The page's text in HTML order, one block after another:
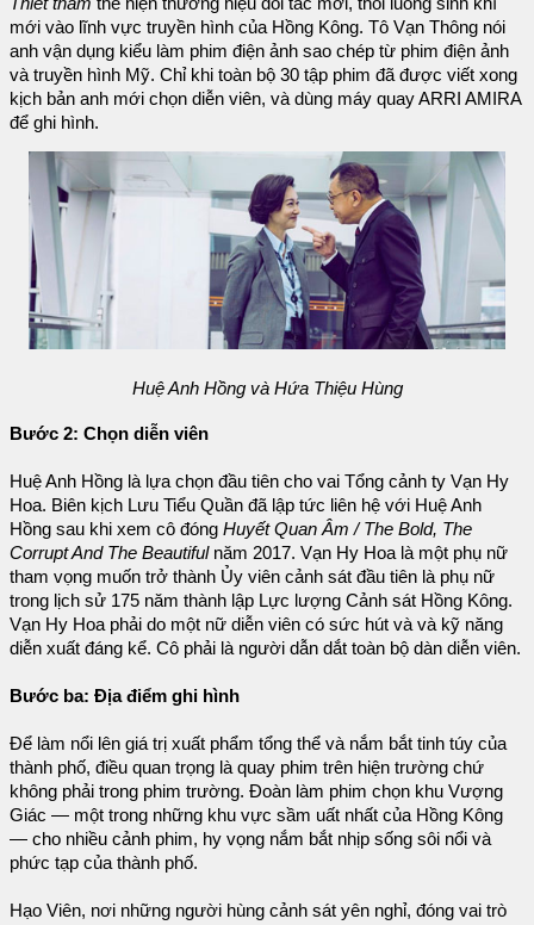
mới vào lĩnh vực truyền hình của Hồng Kông. Tô Vạn Thông nói
anh vận dụng kiểu làm phim điện ảnh sao chép từ phim điện ảnh
và truyền hình Mỹ. Chỉ khi toàn bộ 30 tập phim đã được viết xong
kịch bản anh mới chọn diễn viên, và dùng máy quay ARRI AMIRA
để ghi hình.
Huệ Anh Hồng và Hứa Thiệu Hùng
Bước 2: Chọn diễn viên
Huệ Anh Hồng là lựa chọn đầu tiên cho vai Tổng cảnh ty Vạn Hy
Hoa. Biên kịch Lưu Tiểu Quần đã lập tức liên hệ với Huệ Anh
Hồng sau khi xem cô đóng Huyết Quan Âm / The Bold, The
Corrupt And The Beautifulnăm 2017. Vạn Hy Hoa là một phụ nữ
tham vọng muốn trở thành Ủy viên cảnh sát đầu tiên là phụ nữ
trong lịch sử 175 năm thành lập Lực lượng Cảnh sát Hồng Kông.
Vạn Hy Hoa phải do một nữ diễn viên có sức hút và và kỹ năng
diễn xuất đáng kể. Cô phải là người dẫn dắt toàn bộ dàn diễn viên.
Bước ba: Địa điểm ghi hình
Để làm nổi lên giá trị xuất phẩm tổng thể và nắm bắt tinh túy của
thành phố, điều quan trọng là quay phim trên hiện trường chứ
không phải trong phim trường. Đoàn làm phim chọn khu Vượng
Giác — một trong những khu vực sầm uất nhất của Hồng Kông
— cho nhiều cảnh phim, hy vọng nắm bắt nhịp sống sôi nổi và
phức tạp của thành phố.
Hạo Viên, nơi những người hùng cảnh sát yên nghỉ, đóng vai trò